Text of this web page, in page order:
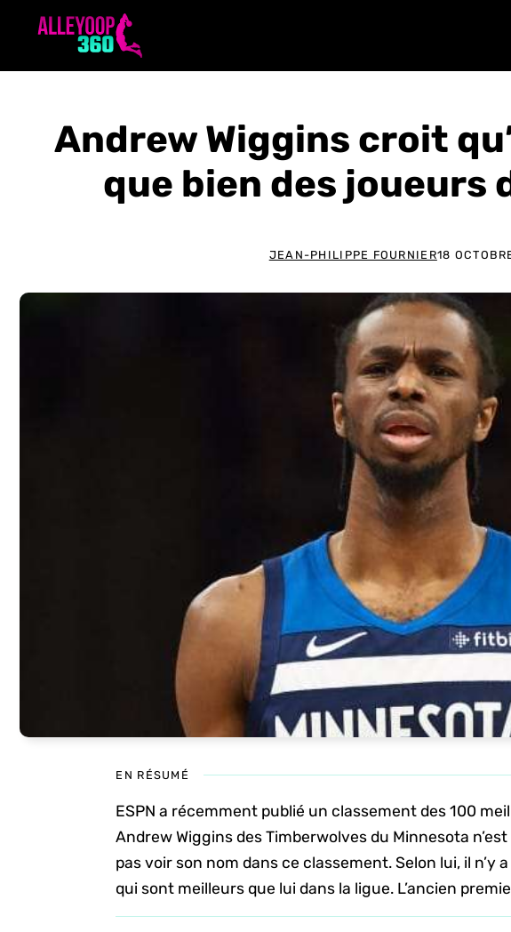
Andrew Wiggins croit
que bien des joueurs
JEAN-PHILIPPE FOURNIER18
EN RÉSUMÉ
ESPN a récemment publié un classement des 100
Andrew Wiggins des Timberwolves du Minnesota
pas voir son nom dans ce classement. Selon lui, il n’y
qui sont meilleurs que lui dans la ligue. L’ancien